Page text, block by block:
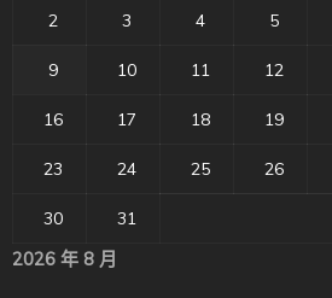
2026 年 8 月
2 3 4 5
9 10 11 12
16 17 18 19
23 24 25 26
30 31